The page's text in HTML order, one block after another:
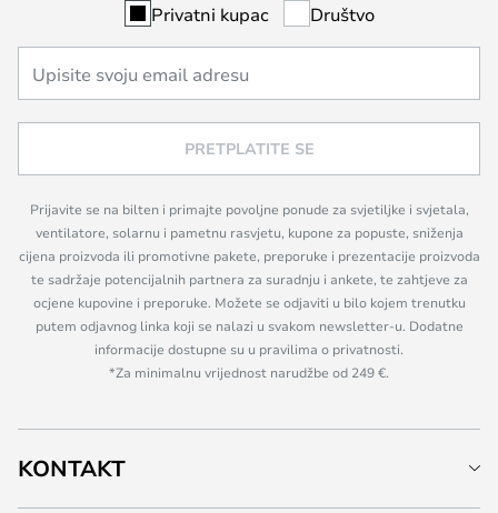
Privatni kupac Društvo
PRETPLATITE SE
Prijavite se na bilten i primajte povoljne ponude za svjetiljke i svjetala,
ventilatore, solarnu i pametnu rasvjetu, kupone za popuste, sniženja
cijena proizvoda ili promotivne pakete, preporuke i prezentacije proizvoda
te sadržaje potencijalnih partnera za suradnju i ankete, te zahtjeve za
ocjene kupovine i preporuke. Možete se odjaviti u bilo kojem trenutku
putem odjavnog linka koji se nalazi u svakom newsletter-u. Dodatne
informacije dostupne su u pravilima o privatnosti.
*Za minimalnu vrijednost narudžbe od 249 €.
KONTAKT